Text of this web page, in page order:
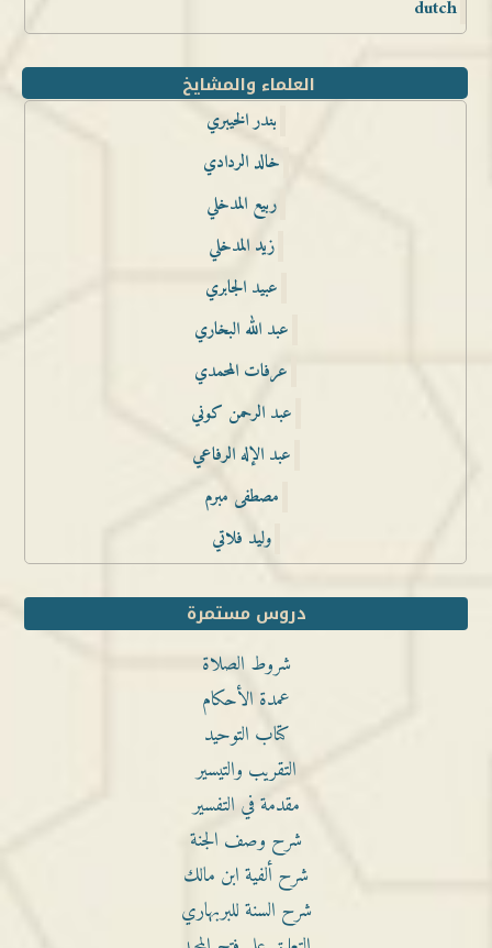
dutch
العلماء والمشايخ
بندر الخيبري
خالد الردادي
ربيع المدخلي
زيد المدخلي
عبيد الجابري
عبد الله البخاري
عرفات المحمدي
عبد الرحمن كوني
عبد الإله الرفاعي
مصطفى مبرم
وليد فلاتي
دروس مستمرة
شروط الصلاة
عمدة الأحكام
كتاب التوحيد
التقريب والتيسير
مقدمة في التفسير
شرح وصف الجنة
شرح ألفية ابن مالك
شرح السنة للبربهاري